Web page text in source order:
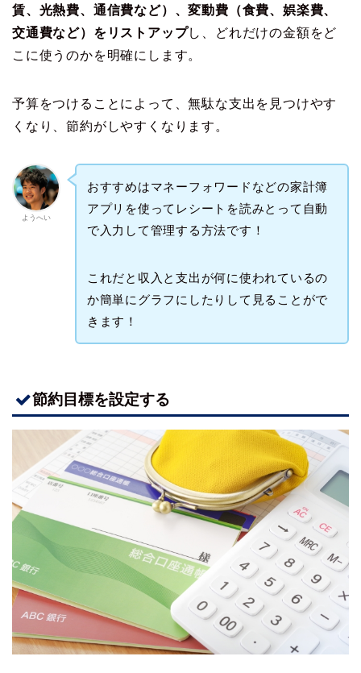
賃、光熱費、通信費など）、変動費（食費、娯楽費、
交通費など）をリストアップし、どれだけの金額をど
こに使うのかを明確にします。
予算をつけることによって、無駄な支出を見つけやす
くなり、節約がしやすくなります。
ようへい
おすすめはマネーフォワードなどの家計簿
アプリを使ってレシートを読みとって自動
で入力して管理する方法です！
これだと収入と支出が何に使われているの
か簡単にグラフにしたりして見ることがで
きます！
節約目標を設定する